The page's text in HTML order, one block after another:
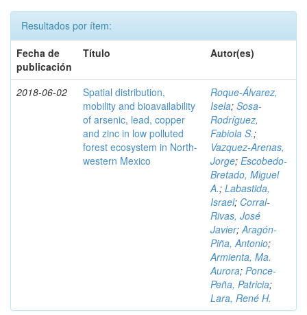
Resultados por ítem:
Fecha de
publicación
Título Autor(es)
2018-06-02
Spatial distribution,
mobility and bioavailability
of arsenic, lead, copper
and zinc in low polluted
forest ecosystem in North-
western Mexico
Roque-Álvarez,
Isela; Sosa-
Rodríguez,
Fabiola S.;
Vazquez-Arenas,
Jorge; Escobedo-
Bretado, Miguel
A.; Labastida,
Israel; Corral-
Rivas, José
Javier;Aragón-
Piña, Antonio;
Armienta, Ma.
Aurora; Ponce-
Peña, Patricia;
Lara, René H.